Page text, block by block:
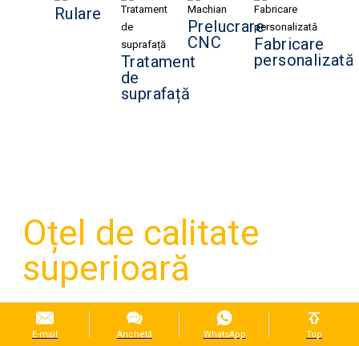
Rulare
Tratament
de
suprafață
Prelucrare
CNC
Fabricare
personalizată
Oțel de calitate
superioară
De încredere de
E-mail Anchetă WhatsApp Top